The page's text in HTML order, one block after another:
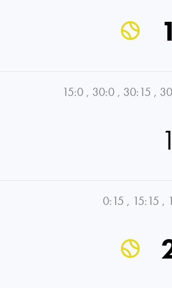
1
15:0 , 30:0 , 30:15 ,
1
0:15 , 15:15 ,